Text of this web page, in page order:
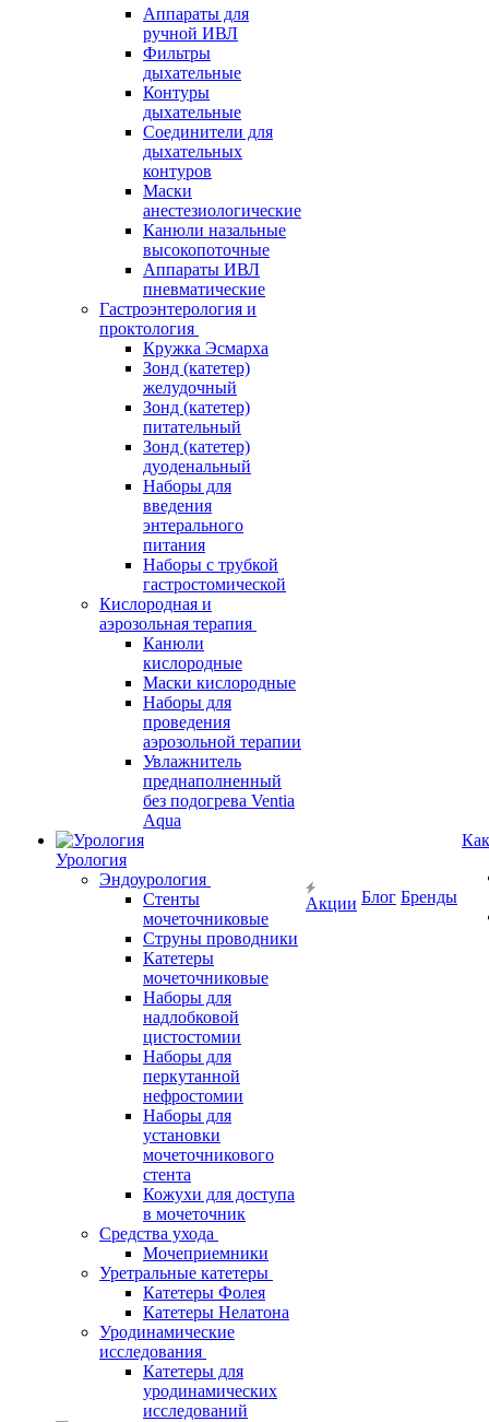
Аппараты для
ручной ИВЛ
Фильтры
дыхательные
Контуры
дыхательные
Соединители для
дыхательных
контуров
Маски
анестезиологические
Канюли назальные
высокопоточные
Аппараты ИВЛ
пневматические
Гастроэнтерология и
проктология
Кружка Эсмарха
Зонд (катетер)
желудочный
Зонд (катетер)
питательный
Зонд (катетер)
дуоденальный
Наборы для
введения
энтерального
питания
Наборы с трубкой
гастростомической
Кислородная и
аэрозольная терапия
Канюли
кислородные
Маски кислородные
Наборы для
проведения
аэрозольной терапии
Увлажнитель
преднаполненный
без подогрева Ventia
Aqua
Урология
Эндоурология
Стенты
мочеточниковые
Струны проводники
Катетеры
мочеточниковые
Наборы для
надлобковой
цистостомии
Наборы для
перкутанной
нефростомии
Наборы для
установки
мочеточникового
стента
Кожухи для доступа
в мочеточник
Средства ухода
Мочеприемники
Уретральные катетеры
Катетеры Фолея
Катетеры Нелатона
Уродинамические
исследования
Катетеры для
уродинамических
исследований
Акции Блог Бренды